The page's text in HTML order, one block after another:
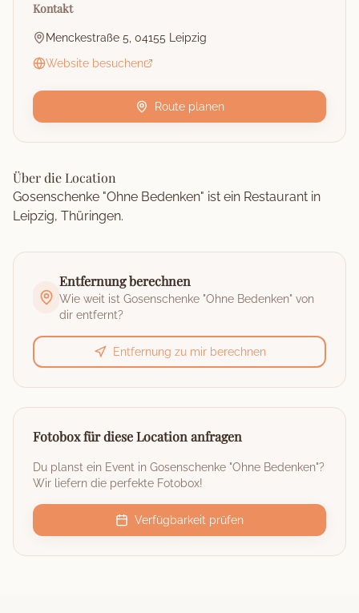
Kontakt
Menckestraße 5, 04155 Leipzig
Website besuchen
Route planen
Über die Location
Gosenschenke "Ohne Bedenken" ist ein Restaurant in
Leipzig, Thüringen.
Entfernung berechnen
Wie weit istGosenschenke "Ohne Bedenken" von
dir entfernt?
Entfernung zu mir berechnen
Fotobox für diese Location anfragen
Du planst ein Event in Gosenschenke "Ohne Bedenken"?
Wir liefern die perfekte Fotobox!
Verfügbarkeit prüfen